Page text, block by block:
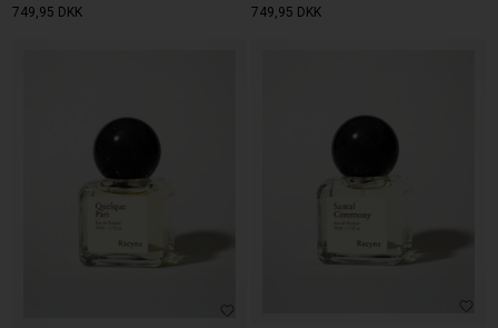
749,95 DKK 749,95 DKK